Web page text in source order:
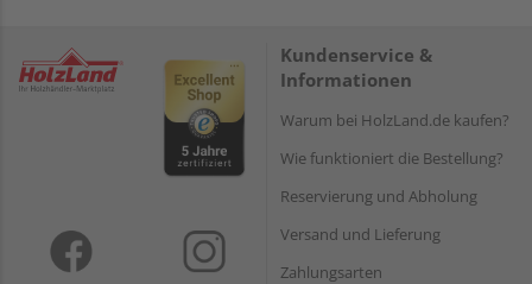
Kundenservice &
Informationen
Warum bei HolzLand.de kaufen?
Wie funktioniert die Bestellung?
Reservierung und Abholung
Versand und Lieferung
Zahlungsarten